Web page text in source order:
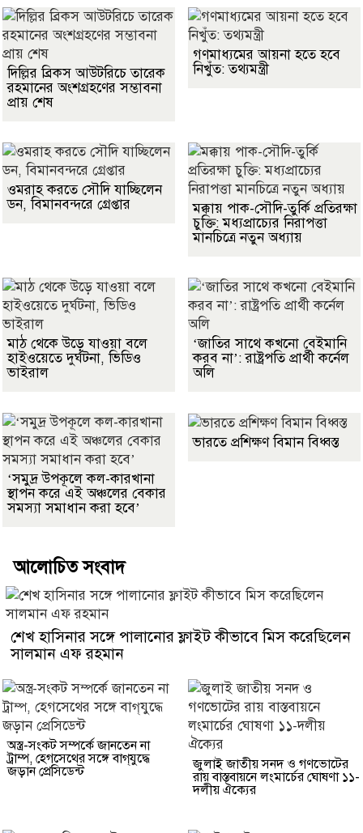
দিল্লির ব্রিকস আউটরিচে তারেক
রহমানের অংশগ্রহণের সম্ভাবনা
প্রায় শেষ
গণমাধ্যমের আয়না হতে হবে
নিখুঁত: তথ্যমন্ত্রী
ওমরাহ করতে সৌদি যাচ্ছিলেন
ডন, বিমানবন্দরে গ্রেপ্তার
মক্কায় পাক-সৌদি-তুর্কি প্রতিরক্ষা
চুক্তি: মধ্যপ্রাচ্যের নিরাপত্তা
মানচিত্রে নতুন অধ্যায়
মাঠ থেকে উড়ে যাওয়া বলে
হাইওয়েতে দুর্ঘটনা, ভিডিও
ভাইরাল
‘জাতির সাথে কখনো বেইমানি
করব না’: রাষ্ট্রপতি প্রার্থী কর্নেল
অলি
‘সমুদ্র উপকূলে কল-কারখানা
স্থাপন করে এই অঞ্চলের বেকার
সমস্যা সমাধান করা হবে’
ভারতে প্রশিক্ষণ বিমান বিধ্বস্ত
আলোচিত সংবাদ
শেখ হাসিনার সঙ্গে পালানোর ফ্লাইট কীভাবে মিস করেছিলেন
সালমান এফ রহমান
অস্ত্র-সংকট সম্পর্কে জানতেন না
ট্রাম্প, হেগসেথের সঙ্গে বাগ্‌যুদ্ধে
জড়ান প্রেসিডেন্ট
জুলাই জাতীয় সনদ ও গণভোটের
রায় বাস্তবায়নে লংমার্চের ঘোষণা ১১-
দলীয় ঐক্যের